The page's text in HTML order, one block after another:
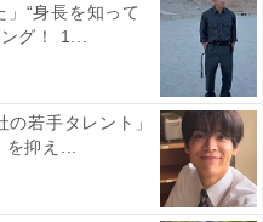
20代女性／東京都）、
で紅葉と相まって心落ち
京都府）といった声があ
」“身長を知って
グ！ 1...
若手タレント」
抑え...